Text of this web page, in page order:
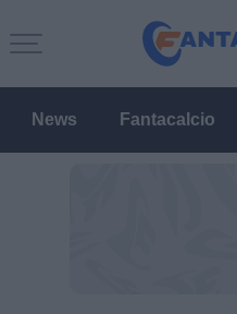
News Fantacalcio